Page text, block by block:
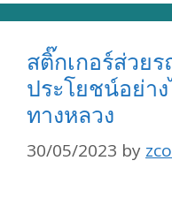
สติ๊กเกอร์ส่วย
ประโยชน์อย่า
ทางหลวง
30/05/2023 by